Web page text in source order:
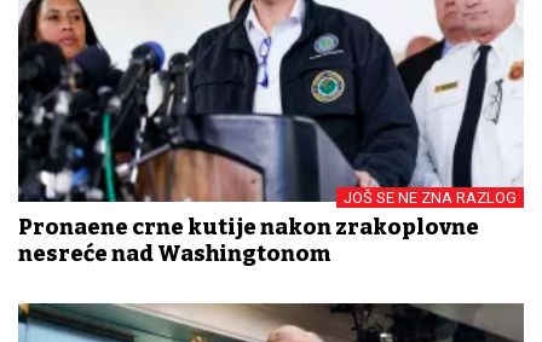
JOŠ SE NE ZNA RAZLOG
Pronađene crne kutije nakon zrakoplovne
nesreće nad Washingtonom